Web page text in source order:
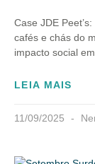
Case JDE
cafés e chás do
impacto social
LEIA MAIS
11/09/2025